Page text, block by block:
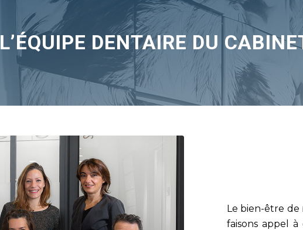
L’ÉQUIPE DENTAIRE DU
Le bien-être de
faisons appel